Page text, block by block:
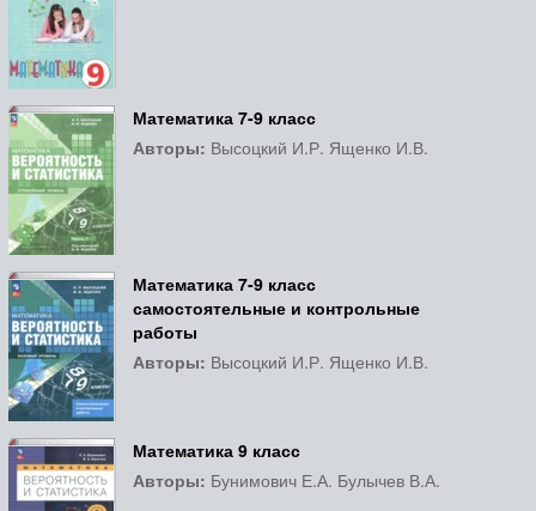
Математика 7-9 класс
Авторы: Высоцкий И.Р. Ященко И.В.
Математика 7-9 класс
самостоятельные и контрольные
работы
Авторы: Высоцкий И.Р. Ященко И.В.
Математика 9 класс
Авторы: Бунимович Е.А. Булычев В.А.